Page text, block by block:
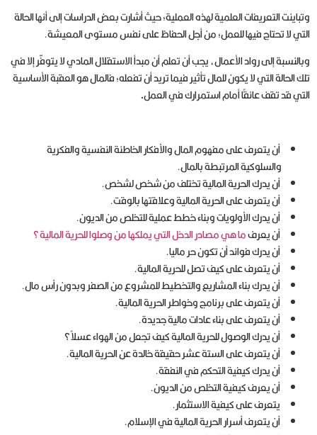
وتباينت التعريفات العلمية لهذه العملية؛ حيث أشارت بعض الدراسات إلى أنها الحالة
التي لا تحتاج فيها للعمل؛ من أجل الحفاظ على نفس مستوى المعيشة.
وبالنسبة إلى رواد الأعمال، يجب أن تعلم أن مبدأ الاستقلال المادي لا يتوفّر إلا في
تلك الحالة التي لا يكون للمال تأثير فيما تريد أن تفعله؛ فالمال هو العقبة الأساسية
التي قد تقف عائقًا أمام استمرارك في العمل.
أن يتعرف على مفهوم المال والأفكار الخاطئة النفسية والفكرية
والسلوكية المرتبطة بالمال.
أن يدرك الحرية المالية تختلف من شخص لشخص.
أن يتعرف على الحرية المالية وعلاقتها بالوقت.
أن يدرك الأولويات وبناء خطط عملية للتخلص من الديون.
أن يعرفما هي مصادر الدخل التي يملكها من وصلوا للحرية المالية؟
أن يدرك فوائد أن تكون حر ماليا.
أن يتعرف على كيف تصل للحرية المالية.
أن يدرك بناء المشاريع والتخطيط للمشروع من الصفر وبدون رأس مال.
أن يتعرف على برنامج وخواطر الحرية المالية.
أن يتعرف على بناء عادات مالية جديدة.
أن يدرك الوصول للحرية المالية كيف تجعل من الهواء عسلاً؟
أن يتعرف على الستة عشر حقيقة خالدة عن الحرية المالية.
أن يدرك كيفية التحكم في النفقة.
أن يعرف كيفية التخلص من الديون.
يتعرف على كيفية الاستثمار.
أن يتعرف أسرار الحرية المالية في الإسلام.